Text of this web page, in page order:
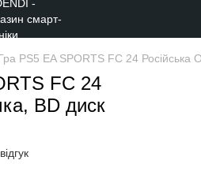
PS5 EA SPORTS FC 24 Російська
FC 24
BD диск